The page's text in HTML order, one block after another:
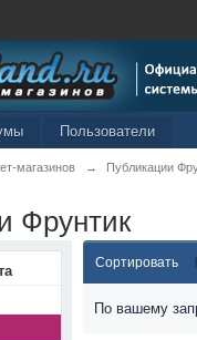
Пользователи
магазинов → Публикации
Фрунтик
Сортировать
По вашему